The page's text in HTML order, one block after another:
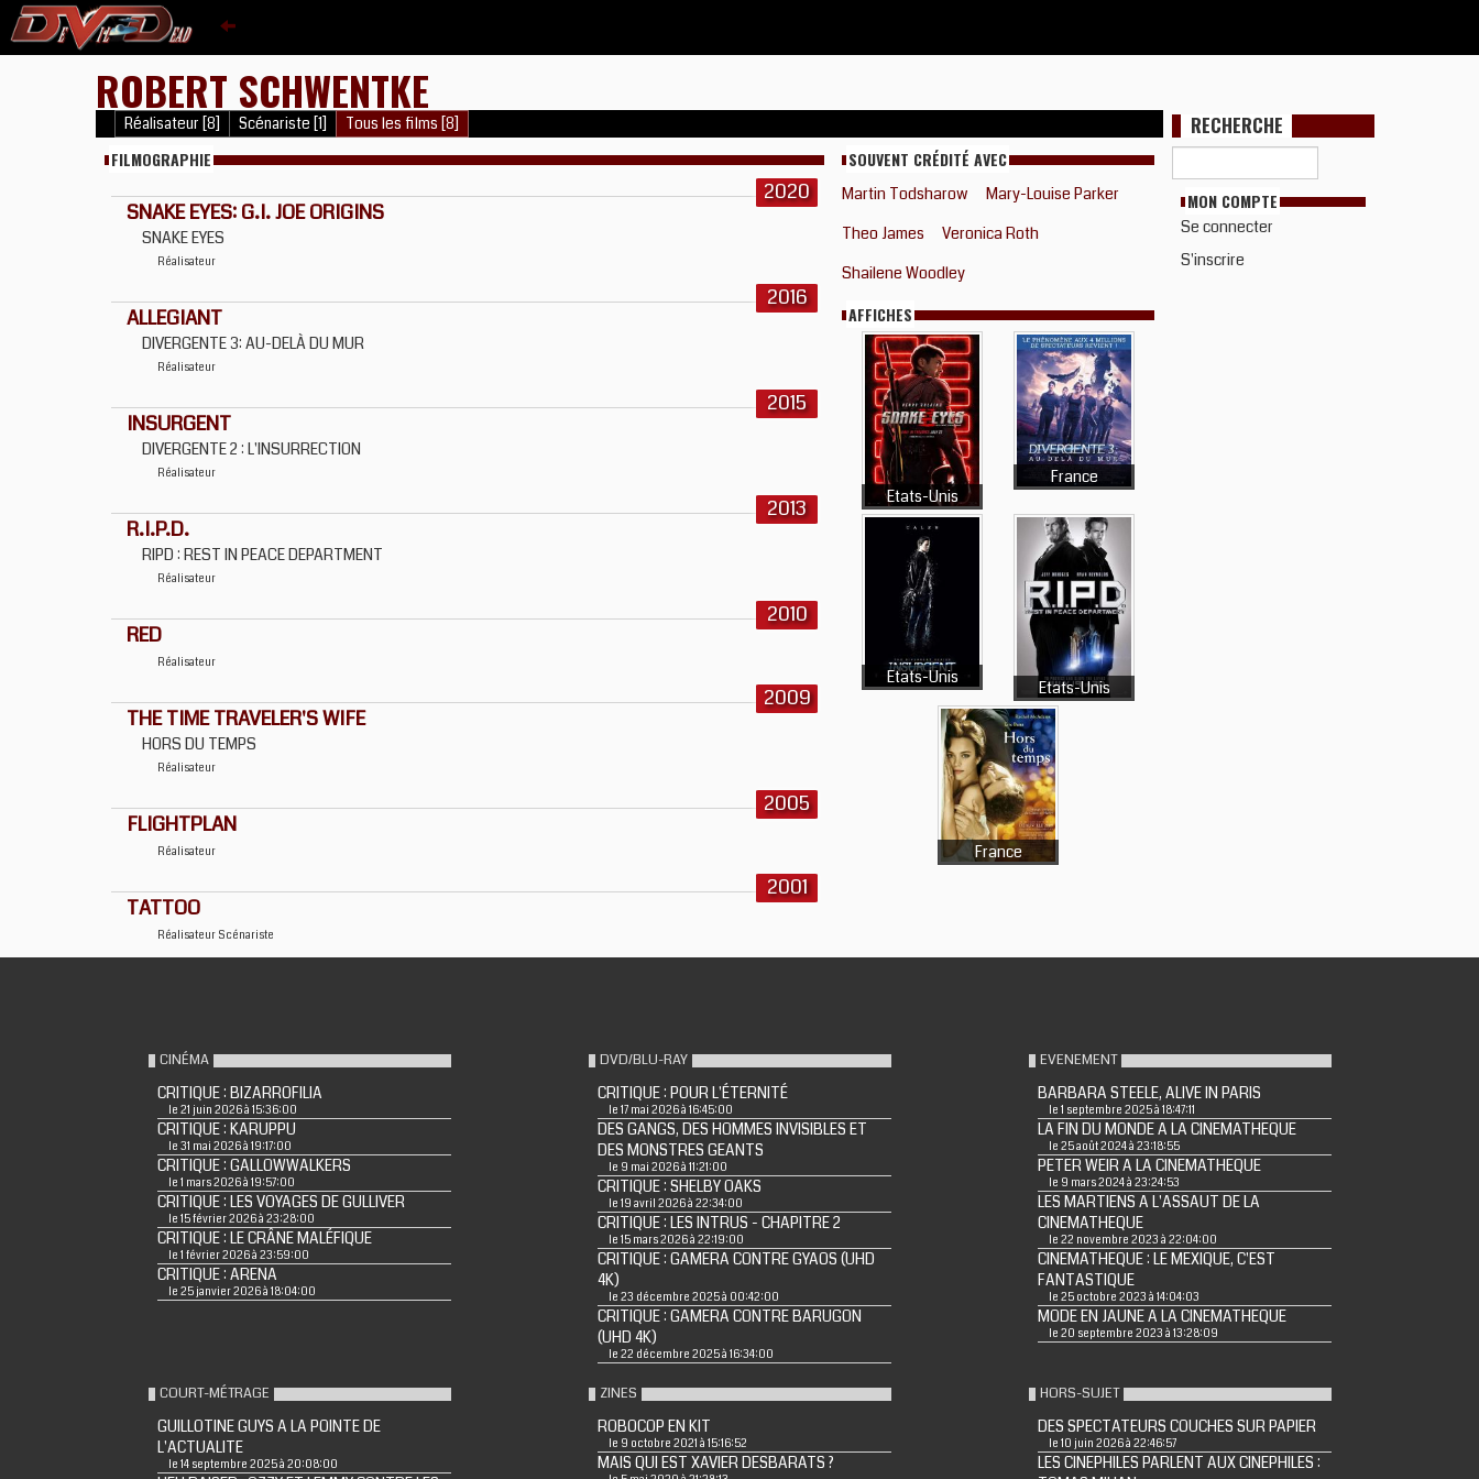
ROBERT SCHWENTKE
Réalisateur [8] Scénariste [1] Tous les films [8]
FILMOGRAPHIE
2020
SNAKE EYES: G.I. JOE ORIGINS
SNAKE EYES
Réalisateur
2016
ALLEGIANT
DIVERGENTE 3: AU-DELÀ DU MUR
Réalisateur
2015
INSURGENT
DIVERGENTE 2 : L'INSURRECTION
Réalisateur
2013
R.I.P.D.
RIPD : REST IN PEACE DEPARTMENT
Réalisateur
2010
RED
Réalisateur
2009
THE TIME TRAVELER'S WIFE
HORS DU TEMPS
Réalisateur
2005
FLIGHTPLAN
Réalisateur
2001
TATTOO
Réalisateur Scénariste
SOUVENT CRÉDITÉ AVEC
Martin Todsharow
Mary-Louise Parker
Theo James
Veronica Roth
Shailene Woodley
AFFICHES
Etats-Unis
France
Etats-Unis
Etats-Unis
France
RECHERCHE
MON COMPTE
Se connecter
S'inscrire
CINÉMA
CRITIQUE : BIZARROFILIA
le 21 juin 2026 à 15:36:00
CRITIQUE : KARUPPU
le 31 mai 2026 à 19:17:00
CRITIQUE : GALLOWWALKERS
le 1 mars 2026 à 19:57:00
CRITIQUE : LES VOYAGES DE GULLIVER
le 15 février 2026 à 23:28:00
CRITIQUE : LE CRÂNE MALÉFIQUE
le 1 février 2026 à 23:59:00
CRITIQUE : ARENA
le 25 janvier 2026 à 18:04:00
DVD/BLU-RAY
CRITIQUE : POUR L'ÉTERNITÉ
le 17 mai 2026 à 16:45:00
DES GANGS, DES HOMMES INVISIBLES ET
DES MONSTRES GEANTS
le 9 mai 2026 à 11:21:00
CRITIQUE : SHELBY OAKS
le 19 avril 2026 à 22:34:00
CRITIQUE : LES INTRUS - CHAPITRE 2
le 15 mars 2026 à 22:19:00
CRITIQUE : GAMERA CONTRE GYAOS (UHD
4K)
le 23 décembre 2025 à 00:42:00
CRITIQUE : GAMERA CONTRE BARUGON
(UHD 4K)
le 22 décembre 2025 à 16:34:00
EVENEMENT
BARBARA STEELE, ALIVE IN PARIS
le 1 septembre 2025 à 18:47:11
LA FIN DU MONDE A LA CINEMATHEQUE
le 25 août 2024 à 23:18:55
PETER WEIR A LA CINEMATHEQUE
le 9 mars 2024 à 23:24:53
LES MARTIENS A L'ASSAUT DE LA
CINEMATHEQUE
le 22 novembre 2023 à 22:04:00
CINEMATHEQUE : LE MEXIQUE, C'EST
FANTASTIQUE
le 25 octobre 2023 à 14:04:03
MODE EN JAUNE A LA CINEMATHEQUE
le 20 septembre 2023 à 13:28:09
COURT-MÉTRAGE
GUILLOTINE GUYS A LA POINTE DE
L'ACTUALITE
le 14 septembre 2025 à 20:08:00
ZINES
ROBOCOP EN KIT
le 9 octobre 2021 à 15:16:52
MAIS QUI EST XAVIER DESBARATS ?
HORS-SUJET
DES SPECTATEURS COUCHES SUR PAPIER
le 10 juin 2026 à 22:46:57
LES CINEPHILES PARLENT AUX CINEPHILES :